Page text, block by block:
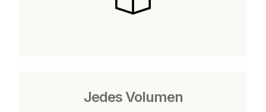
Jedes Volumen